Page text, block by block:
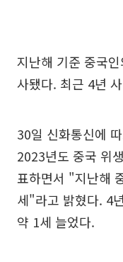
지난해 기준 중국
사됐다. 최근 4년
30일 신화통신에
2023년도 중국 위
표하면서 "지난해
세"라고 밝혔다. 4
약 1세 늘었다.